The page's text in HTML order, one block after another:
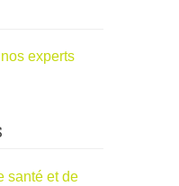
experts
santé et de